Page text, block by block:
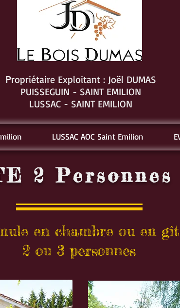
Propriétaire Exploitant : Joël DUMAS
PUISSEGUIN - SAINT EMILION
LUSSAC - SAINT EMILION
LUSSAC AOC Saint Emilion
2 Personnes
en chambre ou en
2 ou 3 personnes